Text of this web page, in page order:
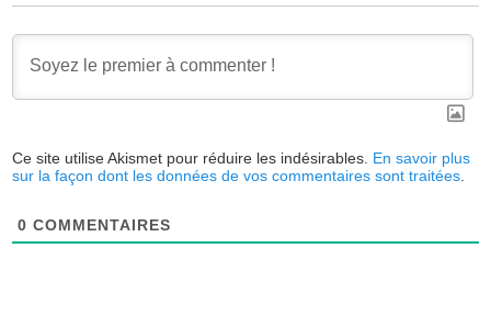
Ce site utilise Akismet pour réduire les indésirables. En savoir plus
sur la façon dont les données de vos commentaires sont traitées
0 COMMENTAIRES